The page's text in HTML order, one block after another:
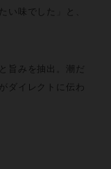
い味でした」と、
旨みを抽出。潮だ
ダイレクトに伝わ